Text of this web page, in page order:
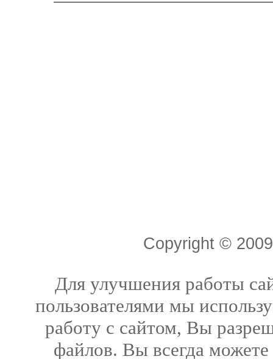
Copyright ©
Для улучшения работы
пользователями мы
работу с сайтом, Вы
файлов. Вы всегда